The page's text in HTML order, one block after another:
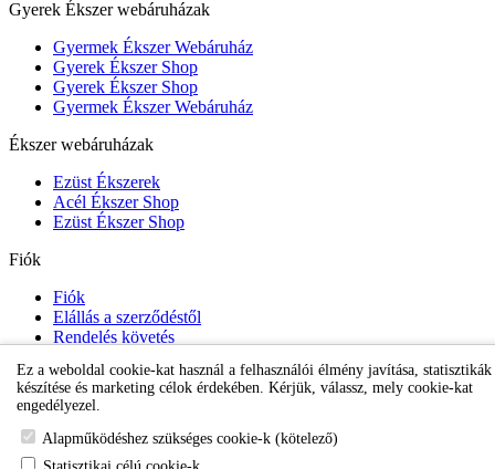
Gyerek Ékszer webáruházak
Gyermek Ékszer Webáruház
Gyerek Ékszer Shop
Gyerek Ékszer Shop
Gyermek Ékszer Webáruház
Ékszer webáruházak
Ezüst Ékszerek
Acél Ékszer Shop
Ezüst Ékszer Shop
Fiók
Fiók
Elállás a szerződéstől
Rendelés követés
Hírlevél
Karikafülbevaló webáruház
Ez a weboldal cookie-kat használ a felhasználói élmény javítása, statisztikák
készítése és marketing célok érdekében. Kérjük, válassz, mely cookie-kat
engedélyezel.
Alapműködéshez szükséges cookie-k (kötelező)